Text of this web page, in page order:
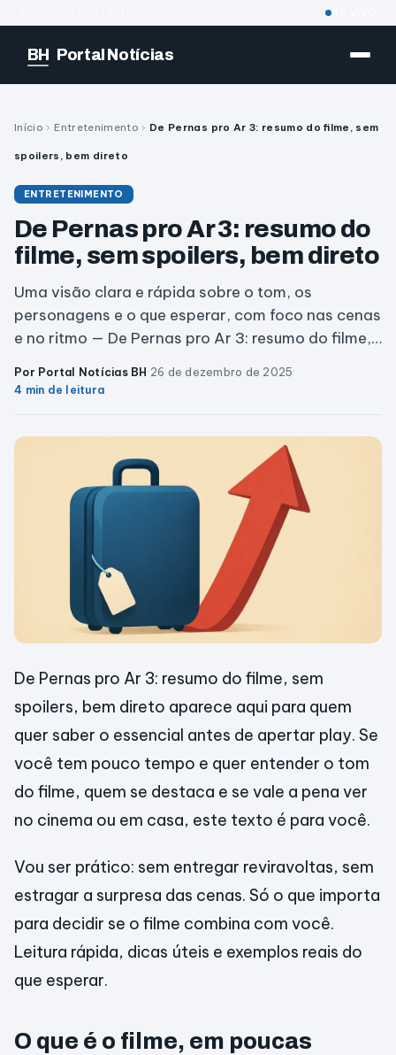
BH Portal Notícias
Início › Entretenimento › De Pernas pro Ar 3: resumo do filme, sem
spoilers, bem direto
ENTRETENIMENTO
De Pernas pro Ar 3: resumo do
filme, sem spoilers, bem direto
Uma visão clara e rápida sobre o tom, os
personagens e o que esperar, com foco nas cenas
e no ritmo — De Pernas pro Ar 3: resumo do filme,…
Por Portal Notícias BH·26 de dezembro de 2025·
4 min de leitura
De Pernas pro Ar 3: resumo do filme, sem
spoilers, bem direto aparece aqui para quem
quer saber o essencial antes de apertar play. Se
você tem pouco tempo e quer entender o tom
do filme, quem se destaca e se vale a pena ver
no cinema ou em casa, este texto é para você.
Vou ser prático: sem entregar reviravoltas, sem
estragar a surpresa das cenas. Só o que importa
para decidir se o filme combina com você.
Leitura rápida, dicas úteis e exemplos reais do
que esperar.
O que é o filme, em poucas